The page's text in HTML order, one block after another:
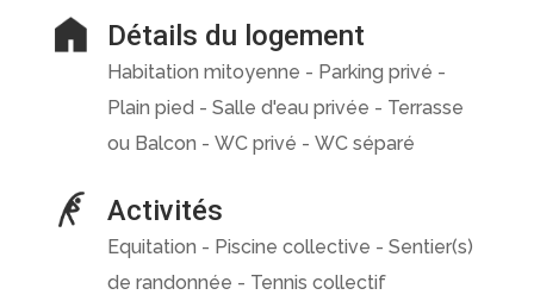
Détails du logement
Habitation mitoyenne - Parking privé -
Plain pied - Salle d'eau privée - Terrasse
ou Balcon - WC privé - WC séparé
Activités
Equitation - Piscine collective - Sentier(s)
de randonnée - Tennis collectif